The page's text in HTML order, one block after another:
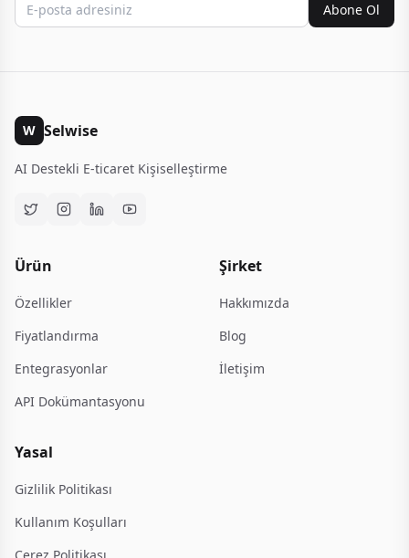
Abone Ol
W Selwise
AI Destekli E-ticaret Kişiselleştirme
Ürün
Özellikler
Fiyatlandırma
Entegrasyonlar
API Dokümantasyonu
Şirket
Hakkımızda
Blog
İletişim
Yasal
Gizlilik Politikası
Kullanım Koşulları